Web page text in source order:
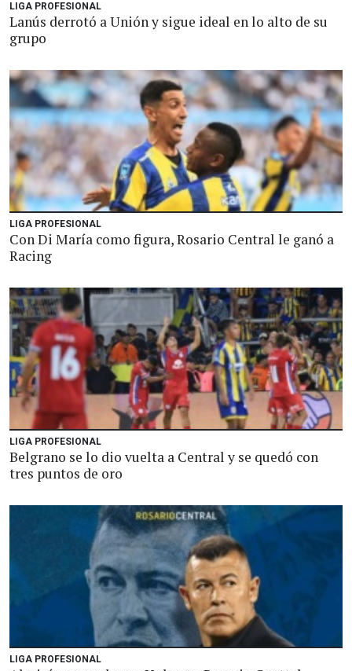
LIGA PROFESIONAL
Lanús derrotó a Unión y sigue ideal en lo alto de su
grupo
LIGA PROFESIONAL
Con Di María como figura, Rosario Central le ganó a
Racing
LIGA PROFESIONAL
Belgrano se lo dio vuelta a Central y se quedó con
tres puntos de oro
LIGA PROFESIONAL